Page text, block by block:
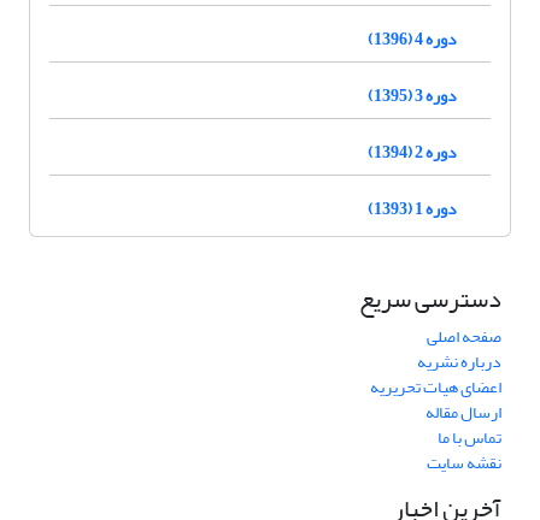
دوره 4 (1396)
دوره 3 (1395)
دوره 2 (1394)
دوره 1 (1393)
دسترسی سریع
صفحه اصلی
درباره نشریه
اعضای هیات تحریریه
ارسال مقاله
تماس با ما
نقشه سایت
آخرین اخبار